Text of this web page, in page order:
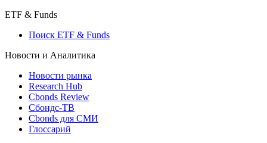
ETF & Funds
Поиск ETF & Funds
Новости и Аналитика
Новости рынка
Research Hub
Cbonds Review
Сбондс-ТВ
Cbonds для СМИ
Глоссарий